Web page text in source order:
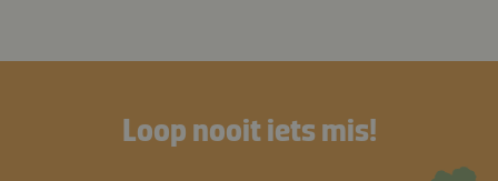
Loop nooit iets mis!